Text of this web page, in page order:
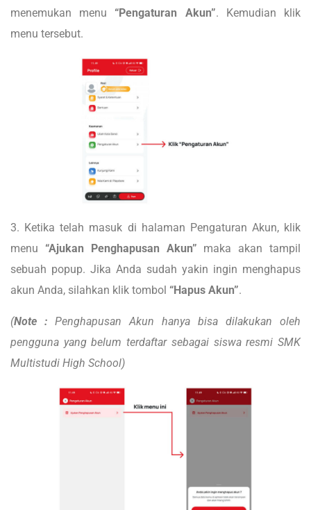
menemukan menu “Pengaturan Akun”. Kemudian klik
menu tersebut.
3. Ketika telah masuk di halaman Pengaturan Akun, klik
menu “Ajukan Penghapusan Akun” maka akan tampil
sebuah popup. Jika Anda sudah yakin ingin menghapus
akun Anda, silahkan klik tombol “Hapus Akun”.
(Note : Penghapusan Akun hanya bisa dilakukan oleh
pengguna yang belum terdaftar sebagai siswa resmi SMK
Multistudi High School)